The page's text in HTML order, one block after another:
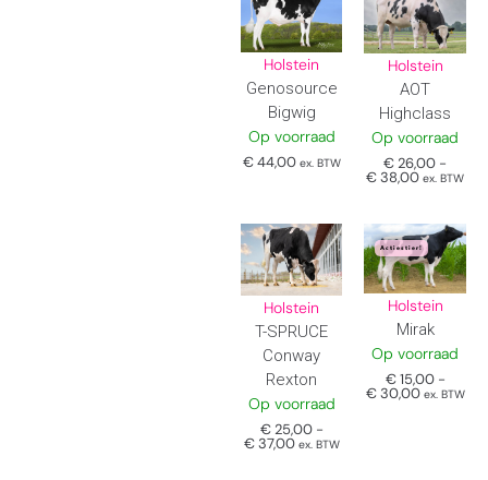
Holstein
Genosource
Bigwig
Op voorraad
€44,00 ex. BTW
Holstein
AOT
Highclass
Op voorraad
€26,00 -
€38,00 ex. BTW
Holstein
T-SPRUCE
Conway
Rexton
Op voorraad
€25,00 -
€37,00 ex. BTW
Actiestier!
Holstein
Mirak
Op voorraad
€15,00 -
€30,00 ex. BTW